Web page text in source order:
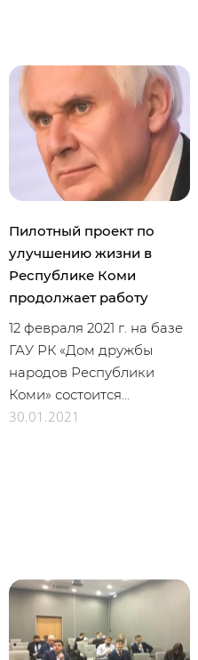
Пилотный проект по
улучшению жизни в
Республике Коми
продолжает работу
12 февраля 2021 г. на базе
ГАУ РК «Дом дружбы
народов Республики
Коми» состоится...
30.01.2021